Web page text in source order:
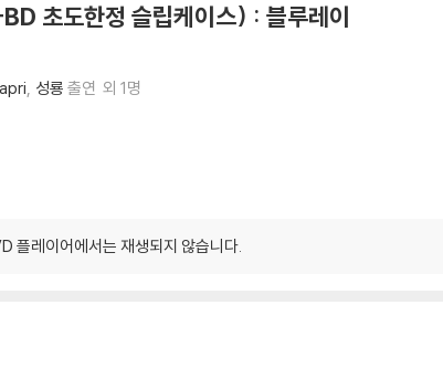
초도한정 슬립케이스) : 블루레이
성룡 출연 외 1명
플레이어에서는 재생되지 않습니다.